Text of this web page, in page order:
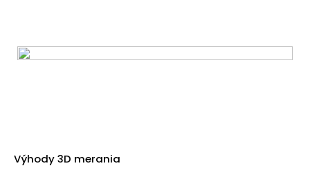
Výhody 3D merania